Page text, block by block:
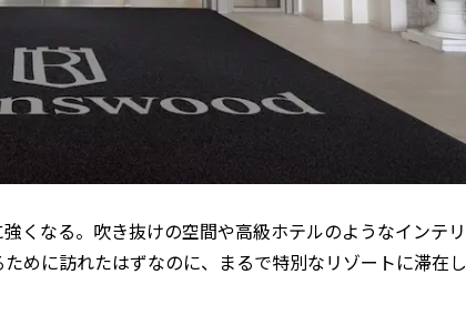
くなる。吹き抜けの空間や高級ホテルのようなインテリ
めに訪れたはずなのに、まるで特別なリゾートに滞在し